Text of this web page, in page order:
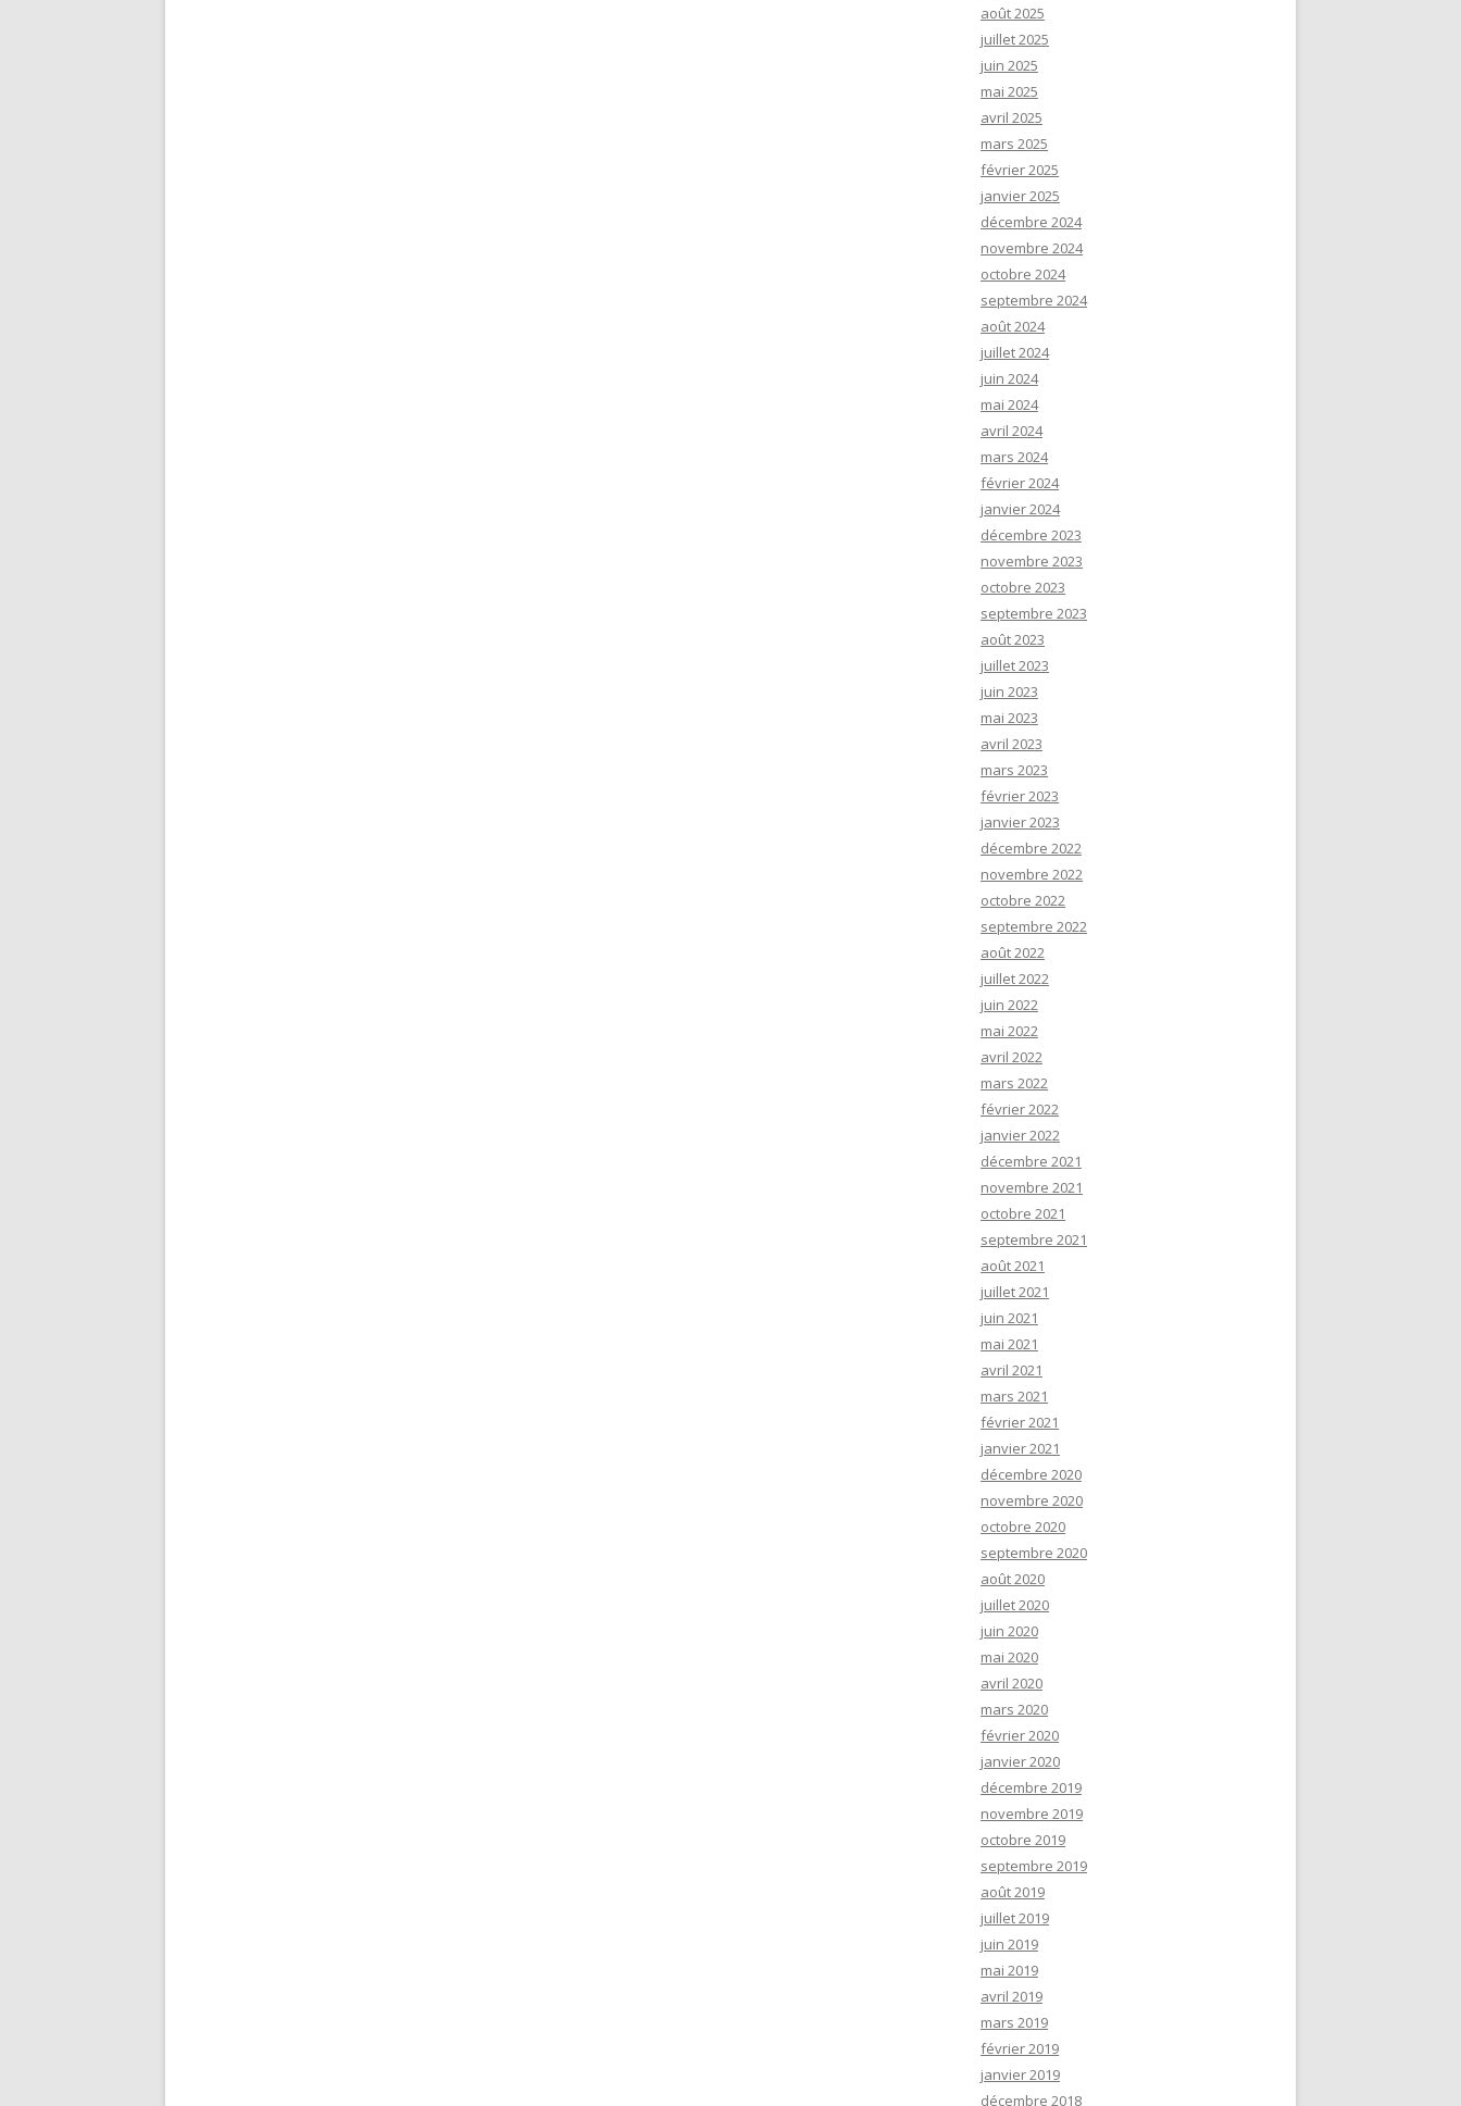
août 2025
juillet 2025
juin 2025
mai 2025
avril 2025
mars 2025
février 2025
janvier 2025
décembre 2024
novembre 2024
octobre 2024
septembre 2024
août 2024
juillet 2024
juin 2024
mai 2024
avril 2024
mars 2024
février 2024
janvier 2024
décembre 2023
novembre 2023
octobre 2023
septembre 2023
août 2023
juillet 2023
juin 2023
mai 2023
avril 2023
mars 2023
février 2023
janvier 2023
décembre 2022
novembre 2022
octobre 2022
septembre 2022
août 2022
juillet 2022
juin 2022
mai 2022
avril 2022
mars 2022
février 2022
janvier 2022
décembre 2021
novembre 2021
octobre 2021
septembre 2021
août 2021
juillet 2021
juin 2021
mai 2021
avril 2021
mars 2021
février 2021
janvier 2021
décembre 2020
novembre 2020
octobre 2020
septembre 2020
août 2020
juillet 2020
juin 2020
mai 2020
avril 2020
mars 2020
février 2020
janvier 2020
décembre 2019
novembre 2019
octobre 2019
septembre 2019
août 2019
juillet 2019
juin 2019
mai 2019
avril 2019
mars 2019
février 2019
janvier 2019
décembre 2018